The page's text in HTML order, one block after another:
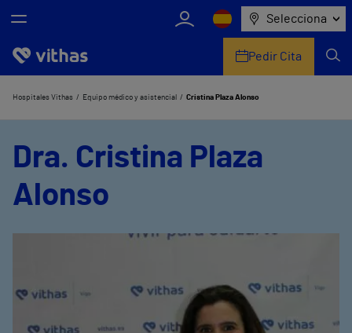
Selecciona
Nosotros
Pedir Cita
Hospitales Vithas Equipo médico y asistencial Cristina Plaza Alonso
Dra. Cristina Plaza
Alonso